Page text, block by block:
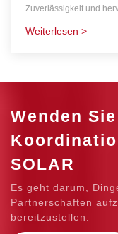
Zuverlässigkeit und
Höhen und Offshore-
Weiterlesen >
Wenden
SOLAR
Es geht darum,
Partnerschaften
bereitzustellen.